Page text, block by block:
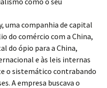
uma companhia de capital
do comércio com a China,
do ópio para a China,
e às leis internas
o sistemático contrabando
A empresa buscava o